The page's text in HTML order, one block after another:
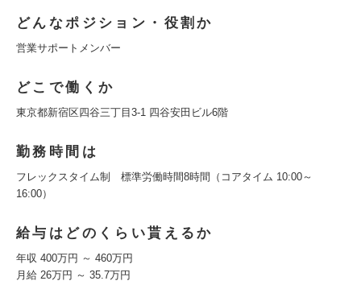
どんなポジション・役割か
営業サポートメンバー
どこで働くか
東京都新宿区四谷三丁目3-1 四谷安田ビル6階
勤務時間は
フレックスタイム制 標準労働時間8時間（コアタイム 10:00～
16:00）
給与はどのくらい貰えるか
年収 400万円 ～ 460万円
月給 26万円 ～ 35.7万円